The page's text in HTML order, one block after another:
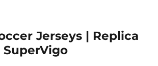
Jerseys | Replica
SuperVigo